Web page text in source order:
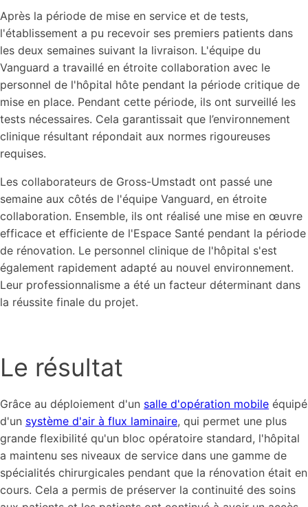
Après la période de mise en service et de tests,
l'établissement a pu recevoir ses premiers patients dans
les deux semaines suivant la livraison. L'équipe du
Vanguard a travaillé en étroite collaboration avec le
personnel de l'hôpital hôte pendant la période critique de
mise en place. Pendant cette période, ils ont surveillé les
tests nécessaires. Cela garantissait que l’environnement
clinique résultant répondait aux normes rigoureuses
requises.
Les collaborateurs de Gross-Umstadt ont passé une
semaine aux côtés de l'équipe Vanguard, en étroite
collaboration. Ensemble, ils ont réalisé une mise en œuvre
efficace et efficiente de l'Espace Santé pendant la période
de rénovation. Le personnel clinique de l'hôpital s'est
également rapidement adapté au nouvel environnement.
Leur professionnalisme a été un facteur déterminant dans
la réussite finale du projet.
Le résultat
Grâce au déploiement d'un salle d'opération mobile équipé
d'un système d'air à flux laminaire, qui permet une plus
grande flexibilité qu'un bloc opératoire standard, l'hôpital
a maintenu ses niveaux de service dans une gamme de
spécialités chirurgicales pendant que la rénovation était en
cours. Cela a permis de préserver la continuité des soins